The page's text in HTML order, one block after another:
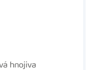
hnojiva